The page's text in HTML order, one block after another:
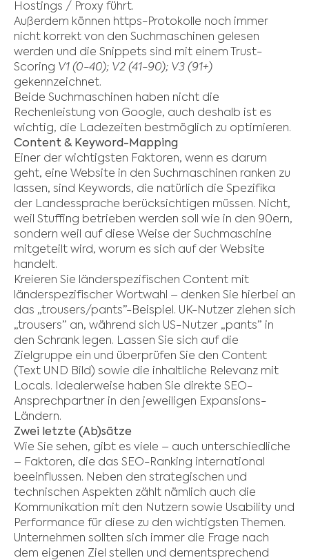
Hostings / Proxy führt.
Außerdem können https-Protokolle noch immer
nicht korrekt von den Suchmaschinen gelesen
werden und die Snippets sind mit einem Trust-
Scoring V1 (0-40); V2 (41-90); V3 (91+)
gekennzeichnet.
Beide Suchmaschinen haben nicht die
Rechenleistung von Google, auch deshalb ist es
wichtig, die Ladezeiten bestmöglich zu optimieren.
Content & Keyword-Mapping
Einer der wichtigsten Faktoren, wenn es darum
geht, eine Website in den Suchmaschinen ranken zu
lassen, sind Keywords, die natürlich die Spezifika
der Landessprache berücksichtigen müssen. Nicht,
weil Stuffing betrieben werden soll wie in den 90ern,
sondern weil auf diese Weise der Suchmaschine
mitgeteilt wird, worum es sich auf der Website
handelt.
Kreieren Sie länderspezifischen Content mit
länderspezifischer Wortwahl – denken Sie hierbei an
das „trousers/pants”-Beispiel. UK-Nutzer ziehen sich
„trousers” an, während sich US-Nutzer „pants” in
den Schrank legen. Lassen Sie sich auf die
Zielgruppe ein und überprüfen Sie den Content
(Text UND Bild) sowie die inhaltliche Relevanz mit
Locals. Idealerweise haben Sie direkte SEO-
Ansprechpartner in den jeweiligen Expansions-
Ländern.
Zwei letzte (Ab)sätze
Wie Sie sehen, gibt es viele – auch unterschiedliche
– Faktoren, die das SEO-Ranking international
beeinflussen. Neben den strategischen und
technischen Aspekten zählt nämlich auch die
Kommunikation mit den Nutzern sowie Usability und
Performance für diese zu den wichtigsten Themen.
Unternehmen sollten sich immer die Frage nach
dem eigenen Ziel stellen und dementsprechend